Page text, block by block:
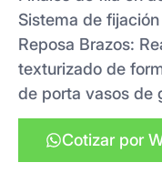
Sistema de
Reposa Brazos:
texturizado de
de porta vasos de
Cotizar por